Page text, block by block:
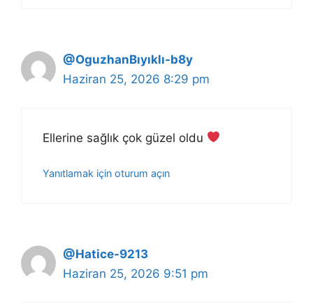
@OguzhanBıyıklı-b8y
Haziran 25, 2026 8:29 pm
Ellerine sağlık çok güzel oldu
Yanıtlamak için oturum açın
@Hatice-9213
Haziran 25, 2026 9:51 pm